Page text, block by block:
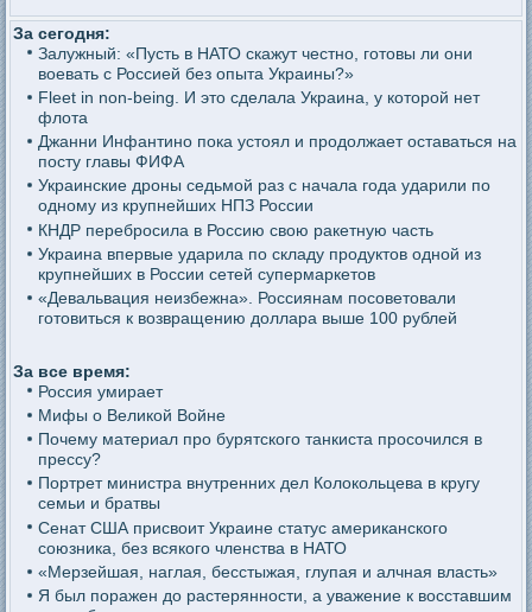
За сегодня:
Залужный: «Пусть в НАТО скажут честно, готовы ли они
воевать с Россией без опыта Украины?»
Fleet in non-being. И это сделала Украина, у которой нет
флота
Джанни Инфантино пока устоял и продолжает оставаться на
посту главы ФИФА
Украинские дроны седьмой раз с начала года ударили по
одному из крупнейших НПЗ России
КНДР перебросила в Россию свою ракетную часть
Украина впервые ударила по складу продуктов одной из
крупнейших в России сетей супермаркетов
«Девальвация неизбежна». Россиянам посоветовали
готовиться к возвращению доллара выше 100 рублей
За все время:
Россия умирает
Мифы о Великой Войне
Почему материал про бурятского танкиста просочился в
прессу?
Портрет министра внутренних дел Колокольцева в кругу
семьи и братвы
Сенат США присвоит Украине статус американского
союзника, без всякого членства в НАТО
«Мерзейшая, наглая, бесстыжая, глупая и алчная власть»
Я был поражен до растерянности, а уважение к восставшим